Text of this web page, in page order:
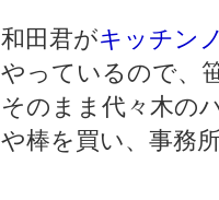
和田君がキッチン
やっているので、
そのまま代々木の
や棒を買い、事務